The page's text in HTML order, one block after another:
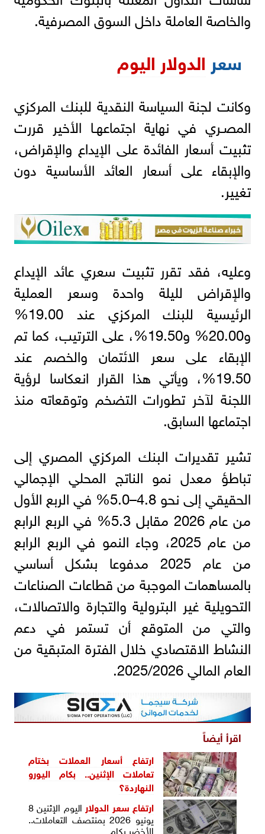
والخاصة العاملة داخل السوق المصرفية.
سعر الدولار اليوم
وكانت لجنة السياسة النقدية للبنك المركزي
المصـري في نهاية اجتماعهـا الأخير قررت
تثبيت أسعار الفائدة على الإيداع والإقراض،
والإبقاء على أسعار العائد الأساسية دون
تغيير.
وعليه، فقد تقرر تثبيت سعري عائد الإيداع
والإقراض لليلة واحدة وسعر العملية
الرئيسية للبنك المركزي عند 19.00%
و20.00% و19.50%، على الترتيب، كما تم
الإبقاء على سعر الائتمان والخصم عند
19.50%، ويأتي هذا القرار انعكاسا لرؤية
اللجنة لآخر تطورات التضخم وتوقعاته منذ
اجتماعها السابق.
تشير تقديرات البنك المركزي المصري إلى
تباطؤ معدل نمو الناتج المحلي الإجمالي
الحقيقي إلى نحو 4.8–5.0% في الربع الأول
من عام 2026 مقابل 5.3% في الربع الرابع
من عام 2025، وجاء النمو في الربع الرابع
من عام 2025 مدفوعا بشكل أساسي
بالمساهمات الموجبة من قطاعات الصناعات
التحويلية غير البترولية والتجارة والاتصالات،
والتي من المتوقع أن تستمر في دعم
النشاط الاقتصادي خلال الفترة المتبقية من
العام المالي 2025/2026.
اقرأ أيضاً
ارتفاع أسعار العملات بختام
تعاملات الإثنين.. بكام اليورو
النهاردة؟
ارتفاع سعر الدولار اليوم الإثنين 8
يونيو 2026 بمنتصف التعاملات..
الأخضر بكام